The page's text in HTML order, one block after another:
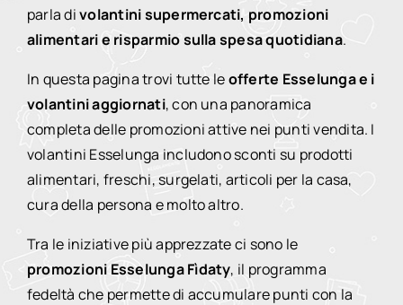
parla divolantini supermercati, promozioni
alimentari e risparmio sulla spesa quotidiana.
In questa pagina trovi tutte leofferte Esselunga e i
volantini aggiornati, con una panoramica
completa delle promozioni attive nei punti vendita. I
volantini Esselunga includono sconti su prodotti
alimentari, freschi, surgelati, articoli per la casa,
cura della persona e molto altro.
Tra le iniziative più apprezzate ci sono le
promozioni Esselunga Fìdaty, il programma
fedeltà che permette di accumulare punti con la